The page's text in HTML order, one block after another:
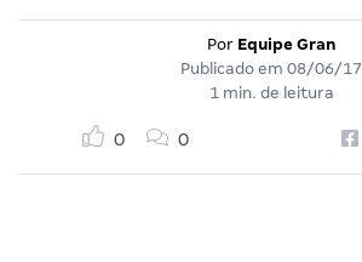
Por Equipe Gran
Publicado em 08/06/17
1 min. de leitura
0 0